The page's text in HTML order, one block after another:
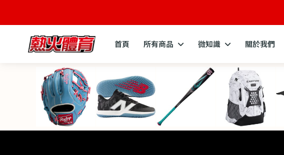
首頁 所有商品 微知識 關於我們